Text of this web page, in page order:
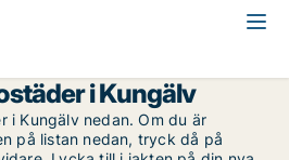
i Kungälv
i Kungälv nedan. Om du är
på listan nedan, tryck då på